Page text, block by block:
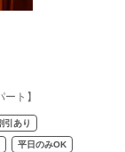
ト】
引あり
平日のみOK